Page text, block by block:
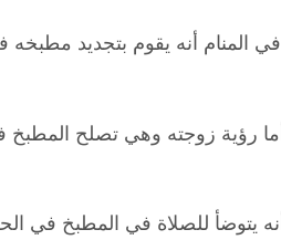
المنام أنه يقوم بتجديد
رؤية زوجته وهي تصلح
للصلاة في المطبخ في